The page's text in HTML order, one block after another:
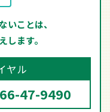
いことは、
します。
ヤル
47-9490